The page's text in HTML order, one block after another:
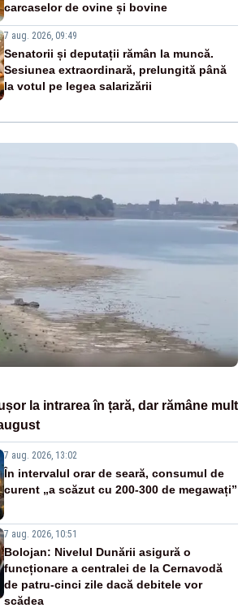
carcaselor de ovine și bovine
7 aug. 2026, 09:49
Senatorii și deputații rămân la muncă.
Sesiunea extraordinară, prelungită până
la votul pe legea salarizării
la intrarea în țară, dar rămâne mult
7 aug. 2026, 13:02
În intervalul orar de seară, consumul de
curent „a scăzut cu 200-300 de megawați”
7 aug. 2026, 10:51
Bolojan: Nivelul Dunării asigură o
funcționare a centralei de la Cernavodă
de patru-cinci zile dacă debitele vor
scădea